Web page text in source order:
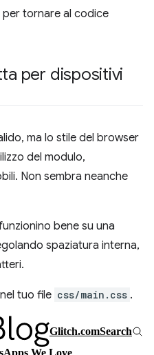
per tornare al codice
per dispositivi
ma lo stile del browser
del modulo,
Non sembra neanche
bene su una
spaziatura interna,
tuo file css/main.css .